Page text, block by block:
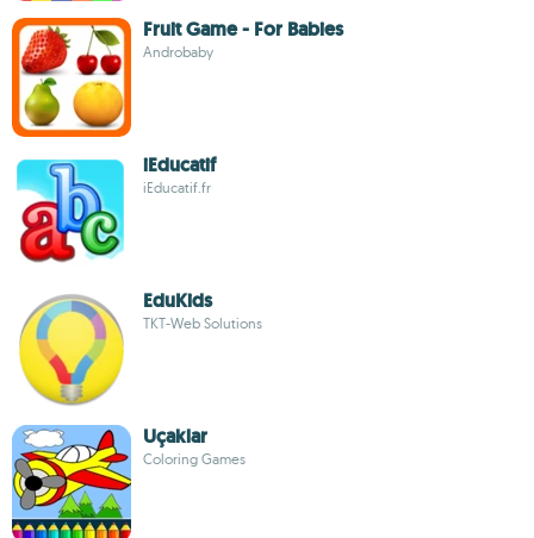
Fruit Game - For Babies
Androbaby
iEducatif
iEducatif.fr
EduKids
TKT-Web Solutions
Uçaklar
Coloring Games